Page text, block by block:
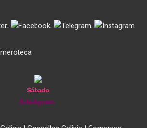
. . .
Sábado
8 de Agosto